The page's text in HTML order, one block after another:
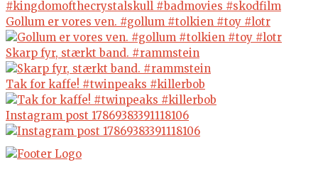
Gollum er vores ven. #gollum #tolkien #toy #lotr
Skarp fyr, stærkt band. #rammstein
Tak for kaffe! #twinpeaks #killerbob
Instagram post 17869383391118106